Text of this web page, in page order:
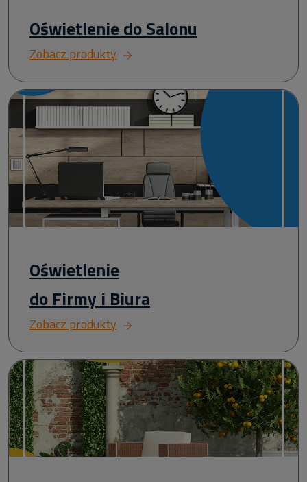
Oświetlenie do Salonu
Zobacz produkty
Oświetlenie
do Firmy i Biura
Zobacz produkty